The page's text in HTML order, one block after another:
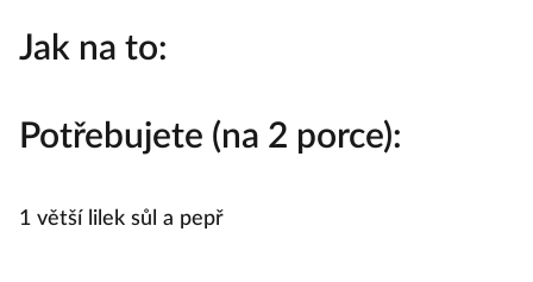
Jak na to:
Potřebujete (na 2 porce):
1 větší lilek sůl a pepř